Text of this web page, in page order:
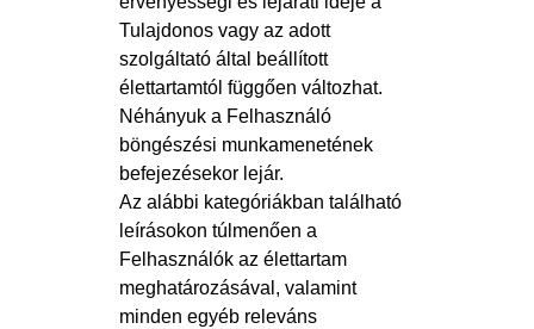
Tulajdonos vagy az adott
szolgáltató által beállított
élettartamtól függően változhat.
Néhányuk a Felhasználó
böngészési munkamenetének
befejezésekor lejár.
Az alábbi kategóriákban található
leírásokon túlmenően a
Felhasználók az élettartam
meghatározásával, valamint
minden egyéb releváns